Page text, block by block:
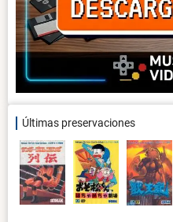
Últimas preservaciones